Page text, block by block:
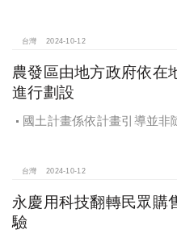
台灣 2024-10-12
農發區由地方政府依在
進行劃設
國土計畫係依計畫引導並非
台灣 2024-10-12
永慶用科技翻轉民眾購
驗